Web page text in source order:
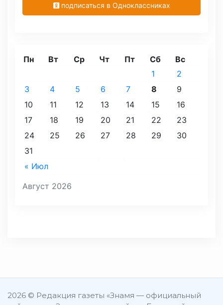
подписаться в Одноклассниках
Август 2026
Пн Вт Ср Чт Пт Сб Вс
« Июл
1
2
3
4 5 6 7 8
9
10
11 12 13 14 15
16
17
18 19 20 21 22
23
24
25 26 27 28 29
30
31
2026 © Редакция газеты «Знамя — официальный